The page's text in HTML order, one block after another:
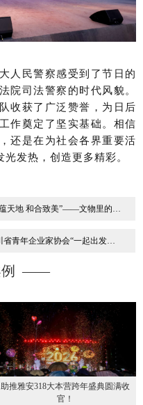
人民警察感受到了节日的
院司法警察的时代风貌。
收获了广泛赞誉，为日后
作奠定了坚实基础。相信
还是在为社会各界重要活
发热，创造更多精彩。
天地 和合致美”——文物里的东
青年企业家协会“一起出发
例 ——
助推雅安318大本营跨年盛典圆满收
官！